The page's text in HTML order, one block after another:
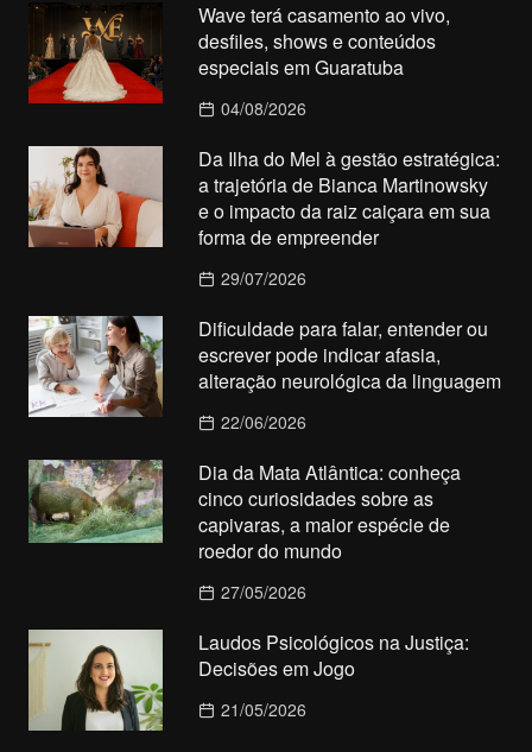
Wave terá casamento ao vivo,
desfiles, shows e conteúdos
especiais em Guaratuba
04/08/2026
Da Ilha do Mel à gestão estratégica:
a trajetória de Bianca Martinowsky
e o impacto da raiz caiçara em sua
forma de empreender
29/07/2026
Dificuldade para falar, entender ou
escrever pode indicar afasia,
alteração neurológica da linguagem
22/06/2026
Dia da Mata Atlântica: conheça
cinco curiosidades sobre as
capivaras, a maior espécie de
roedor do mundo
27/05/2026
Laudos Psicológicos na Justiça:
Decisões em Jogo
21/05/2026